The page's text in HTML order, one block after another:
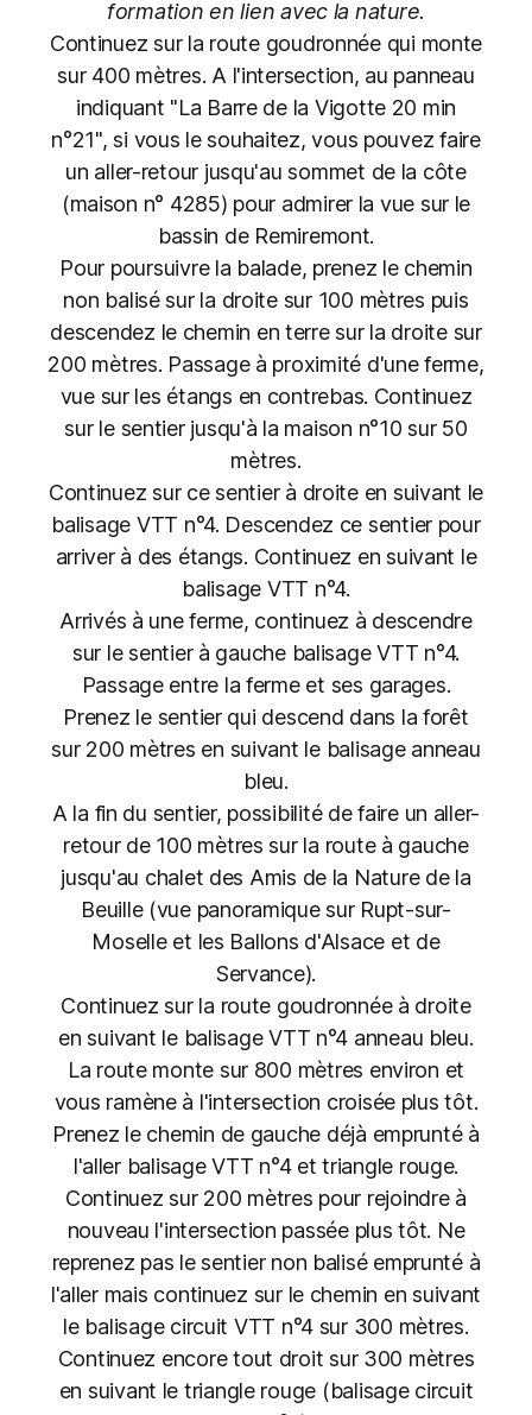
formation en lien avec la nature.
Continuez sur la route goudronnée qui monte
sur 400 mètres. A l'intersection, au panneau
indiquant "La Barre de la Vigotte 20 min
n°21", si vous le souhaitez, vous pouvez faire
un aller-retour jusqu'au sommet de la côte
(maison n° 4285) pour admirer la vue sur le
bassin de Remiremont.
Pour poursuivre la balade, prenez le chemin
non balisé sur la droite sur 100 mètres puis
descendez le chemin en terre sur la droite sur
200 mètres. Passage à proximité d'une ferme,
vue sur les étangs en contrebas. Continuez
sur le sentier jusqu'à la maison n°10 sur 50
mètres.
Continuez sur ce sentier à droite en suivant le
balisage VTT n°4. Descendez ce sentier pour
arriver à des étangs. Continuez en suivant le
balisage VTT n°4.
Arrivés à une ferme, continuez à descendre
sur le sentier à gauche balisage VTT n°4.
Passage entre la ferme et ses garages.
Prenez le sentier qui descend dans la forêt
sur 200 mètres en suivant le balisage anneau
bleu.
A la fin du sentier, possibilité de faire un aller-
retour de 100 mètres sur la route à gauche
jusqu'au chalet des Amis de la Nature de la
Beuille (vue panoramique sur Rupt-sur-
Moselle et les Ballons d'Alsace et de
Servance).
Continuez sur la route goudronnée à droite
en suivant le balisage VTT n°4 anneau bleu.
La route monte sur 800 mètres environ et
vous ramène à l'intersection croisée plus tôt.
Prenez le chemin de gauche déjà emprunté à
l'aller balisage VTT n°4 et triangle rouge.
Continuez sur 200 mètres pour rejoindre à
nouveau l'intersection passée plus tôt. Ne
reprenez pas le sentier non balisé emprunté à
l'aller mais continuez sur le chemin en suivant
le balisage circuit VTT n°4 sur 300 mètres.
Continuez encore tout droit sur 300 mètres
en suivant le triangle rouge (balisage circuit